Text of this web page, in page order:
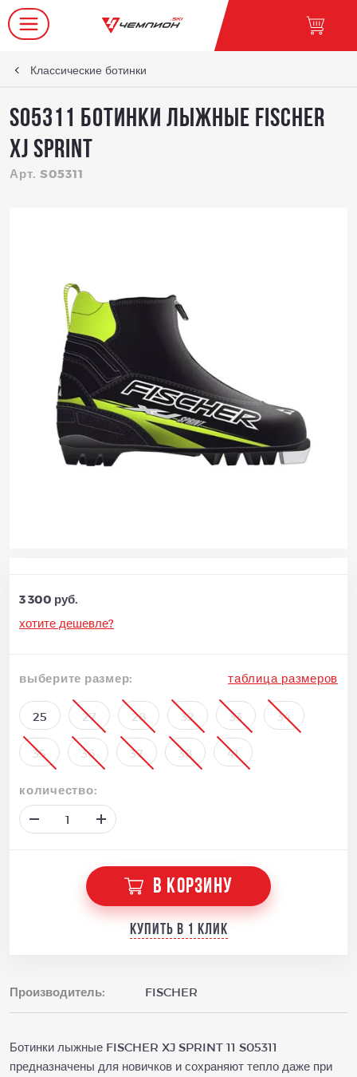
Классические ботинки
S05311 Ботинки лыжные FISCHER
XJ Sprint
Арт. S05311
3 300 руб.
хотите дешевле?
выберите размер: таблица размеров
25 27 28 32 33 34
35 36 37 38 41
количество:
В КОРЗИНУ
Купить в 1 клик
Производитель: FISCHER
Ботинки лыжные FISCHER XJ SPRINT 11 S05311
предназначены для новичков и сохраняют тепло даже при